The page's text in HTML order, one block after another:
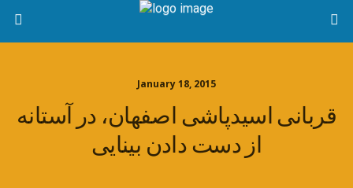
January 18, 2015
قربانی اسیدپاشی اصفهان، در آستانه
از دست دادن بینایی